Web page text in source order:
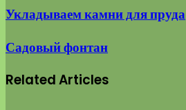
Укладываем камни для пруда
Садовый фонтан
Related Articles